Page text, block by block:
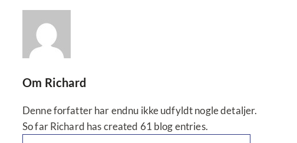
Om Richard
Denne forfatter har endnu ikke udfyldt nogle detaljer.
So far Richard has created 61 blog entries.